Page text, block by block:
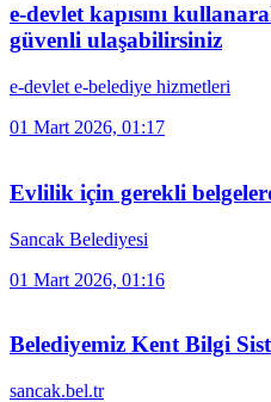
e-devlet kapısını
güvenli ulaşabilirsiniz
e-devlet e-belediye hizmetleri
01 Mart 2026, 01:17
Evlilik için gerekli
Sancak Belediyesi
01 Mart 2026, 01:16
Belediyemiz Kent Bilgi
sancak.bel.tr